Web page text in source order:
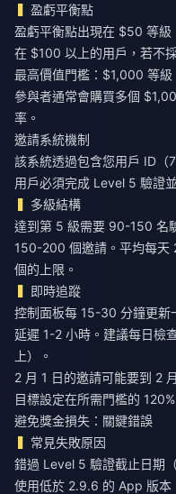
盈虧平衡點
盈虧平衡點出現在 $50 等
在 $100 以上的用戶，若不
最高價值門檻：$1,000 等
參與者通常會購買多個
率。
邀請系統機制
該系統透過包含您用戶 ID（
用戶必須完成 Level 5 驗證
多級結構
達到第 5 級需要 90-150 名
150-200 個邀請。平均每
個的上限。
即時追蹤
控制面板每 15-30 分鐘更新
延遲 1-2 小時。建議每日檢
上）。
2 月 1 日的邀請可能要到 2
目標設定在所需門檻的
避免獎金損失：關鍵錯誤
常見失敗原因
錯過 Level 5 驗證截止日期
使用低於 2.9.6 的 App 版本